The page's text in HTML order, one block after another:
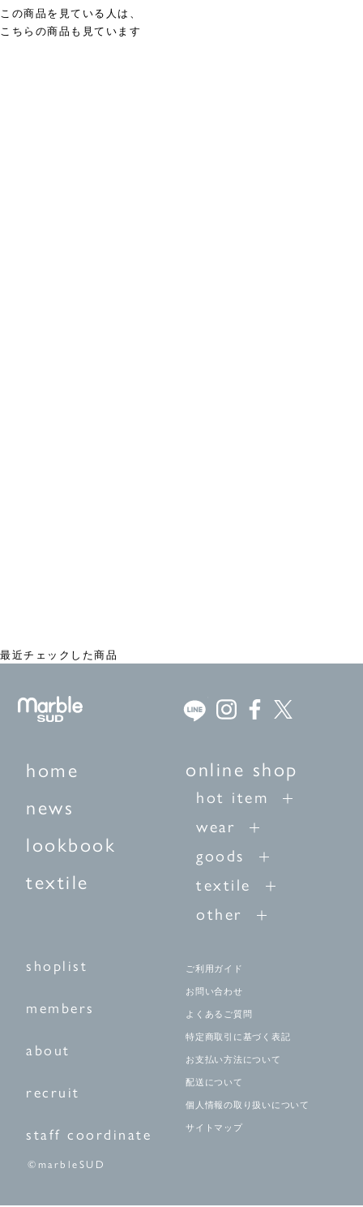
この商品を見ている人は、
こちらの商品も見ています
最近チェックした商品
home
news
lookbook
textile
online shop
hot item
wear
goods
textile
other
shoplist
members
about
recruit
staff coordinate
ご利用ガイド
お問い合わせ
よくあるご質問
特定商取引に基づく表記
お支払い方法について
配送について
個人情報の取り扱いについて
サイトマップ
©marbleSUD